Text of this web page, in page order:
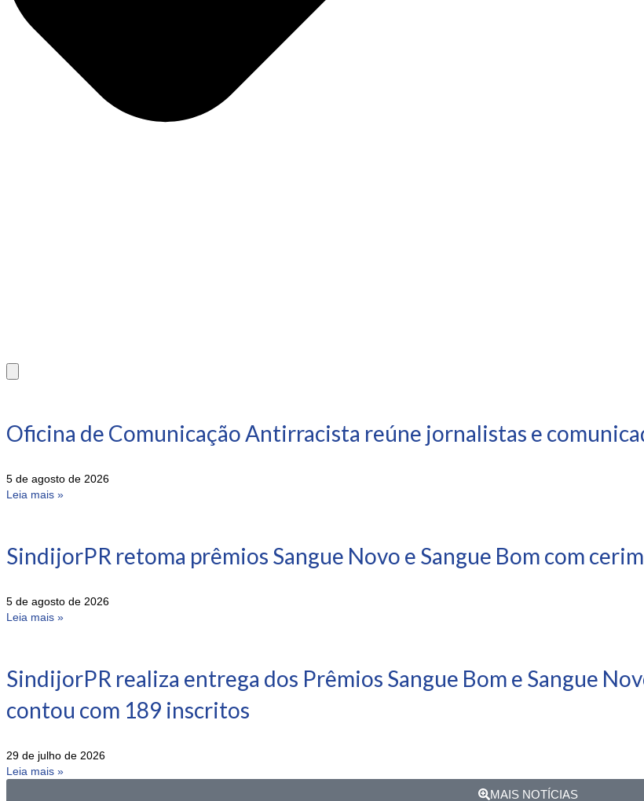
Oficina de Comunicação Antirracista reúne jornalistas e
5 de agosto de 2026
Leia mais »
SindijorPR retoma prêmios Sangue Novo e Sangue Bom com
5 de agosto de 2026
Leia mais »
SindijorPR realiza entrega dos Prêmios Sangue Bom e Sangue
contou com 189 inscritos
29 de julho de 2026
Leia mais »
MAIS NOTÍCIAS